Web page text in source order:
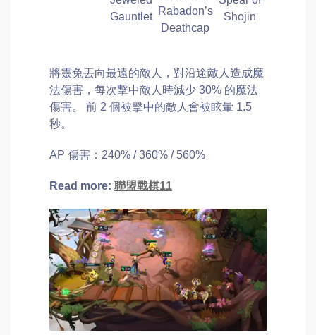
Gauntlet
Rabadon’s
Deathcap
Shojin
將靈兔丟向最遠的敵人，對沿途敵人造成魔
法傷害，每次擊中敵人時減少 30% 的魔法
傷害。 前 2 個被擊中的敵人會被眩暈 1.5
秒。
AP 傷害：240% / 360% / 560%
Read more: 聯盟戰棋11